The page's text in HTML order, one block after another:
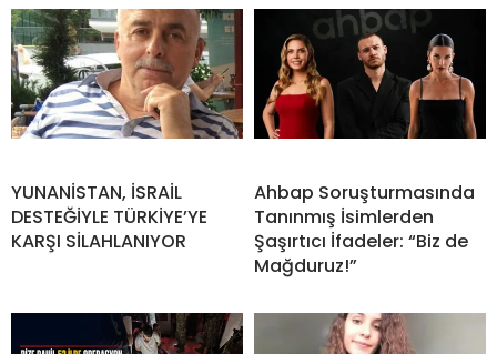
YUNANİSTAN, İSRAİL
DESTEĞİYLE TÜRKİYE’YE
KARŞI SİLAHLANIYOR
Ahbap Soruşturmasında
Tanınmış İsimlerden
Şaşırtıcı İfadeler: “Biz de
Mağduruz!”